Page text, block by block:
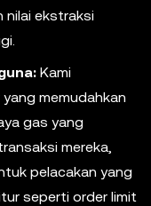
nilai ekstraksi
Kami
memudahkan
gas yang
mereka,
pelacakan yang
seperti order limit